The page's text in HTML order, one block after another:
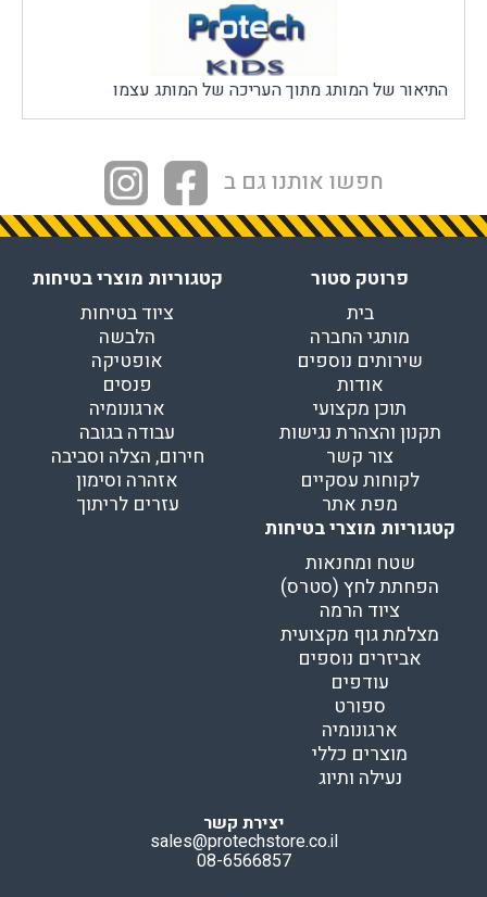
המותג קם מתוך הבנה לביקוש ההולך וגובר למוצרים בעלי
אופי תעשייתי ואותנטי, בעלי סיפור ואופי ייחודי, שאינם
נחוצים לצורך מיגון ממשי אלא משמשים לצורכי יצירה,
בואו לגלות עולם עשיר של פריטים יוצאי דופן ולהעניק
לפרויקטים שלכם טאצ' מקורי וחדשני בעלות מינימלית
ובסטייל מקסימלי.
התיאור של המותג מתוך העריכה של המותג עצמו
חפשו אותנו גם ב
פרוטק סטור
בית
מותגי החברה
שירותים נוספים
אודות
תוכן מקצועי
תקנון והצהרת נגישות
צור קשר
לקוחות עסקיים
מפת אתר
קטגוריות מוצרי בטיחות
ציוד בטיחות
הלבשה
אופטיקה
פנסים
ארגונומיה
עבודה בגובה
חירום, הצלה וסביבה
אזהרה וסימון
עזרים לריתוך
קטגוריות מוצרי בטיחות
שטח ומחנאות
הפחתת לחץ (סטרס)
ציוד הרמה
מצלמת גוף מקצועית
אביזרים נוספים
עודפים
ספורט
ארגונומיה
מוצרים כללי
נעילה ותיוג
יצירת קשר
sales@protechstore.co.il
08-6566857